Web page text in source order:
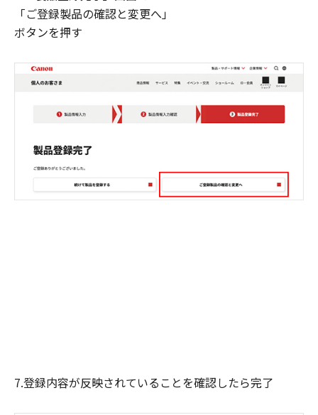
「ご登録製品の確認と変更へ」
ボタンを押す
7.登録内容が反映されていることを確認したら完了